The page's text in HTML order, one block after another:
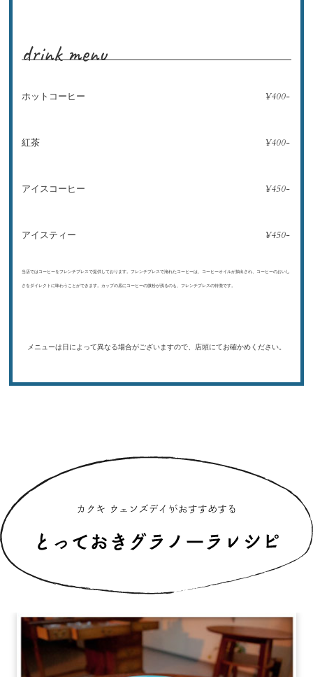
drink menu
ホットコーヒー ¥400-
紅茶 ¥400-
アイスコーヒー ¥450-
アイスティー ¥450-
当店ではコーヒーをフレンチプレスで提供しております。フレンチプレスで淹れたコーヒーは、コーヒーオイルが抽出され、コーヒーのおいし
さをダイレクトに味わうことができます。カップの底にコーヒーの微粉が残るのも、フレンチプレスの特徴です。
メニューは日によって異なる場合がございますので、店頭にてお確かめください。